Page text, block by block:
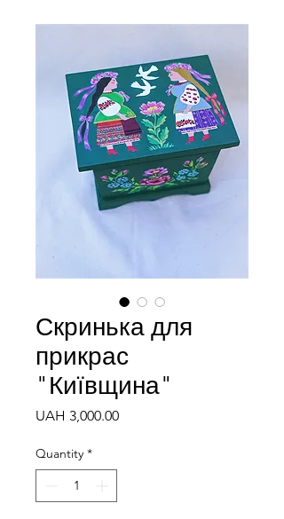
Скринька для
прикрас
"Київщина"
UAH 3,000.00Price
Quantity *